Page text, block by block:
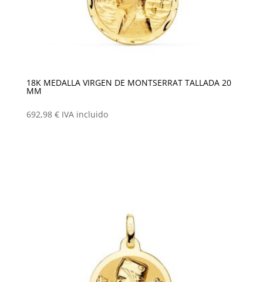
18K MEDALLA VIRGEN DE MONTSERRAT TALLADA 20
MM
692,98 € IVA incluido